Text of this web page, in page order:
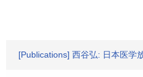
[Publications] 西谷弘: 日本医学